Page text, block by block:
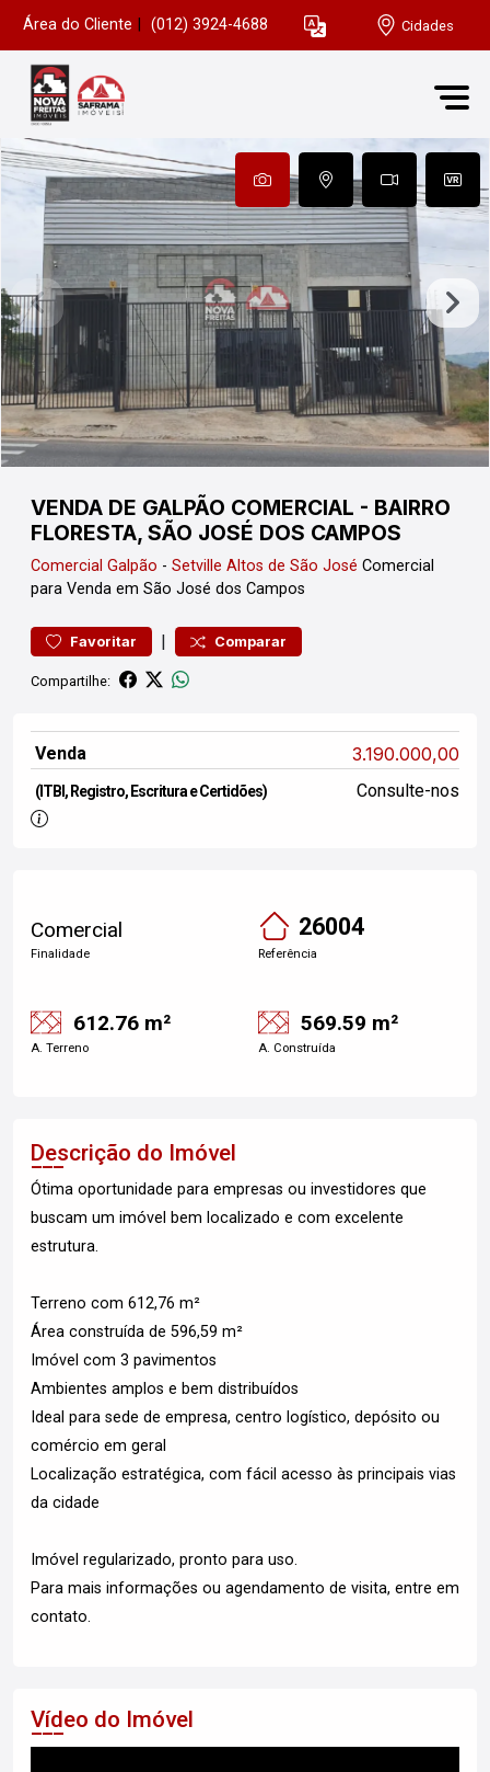
Área do Cliente (012) 3924-4688 Cidades
VENDA DE GALPÃO COMERCIAL - BAIRRO
FLORESTA, SÃO JOSÉ DOS CAMPOS
Comercial Galpão - Setville Altos de São José Comercial
para Venda em São José dos Campos
Favoritar | Comparar
Compartilhe:
Venda 3.190.000,00
(ITBI, Registro, Escritura e Certidões) Consulte-nos
Comercial
Finalidade
26004
Referência
612.76 m²
A. Terreno
569.59 m²
A. Construída
Descrição do Imóvel
Ótima oportunidade para empresas ou investidores que
buscam um imóvel bem localizado e com excelente
estrutura.
Terreno com 612,76 m²
Área construída de 596,59 m²
Imóvel com 3 pavimentos
Ambientes amplos e bem distribuídos
Ideal para sede de empresa, centro logístico, depósito ou
comércio em geral
Localização estratégica, com fácil acesso às principais vias
da cidade
Imóvel regularizado, pronto para uso.
Para mais informações ou agendamento de visita, entre em
contato.
Vídeo do Imóvel